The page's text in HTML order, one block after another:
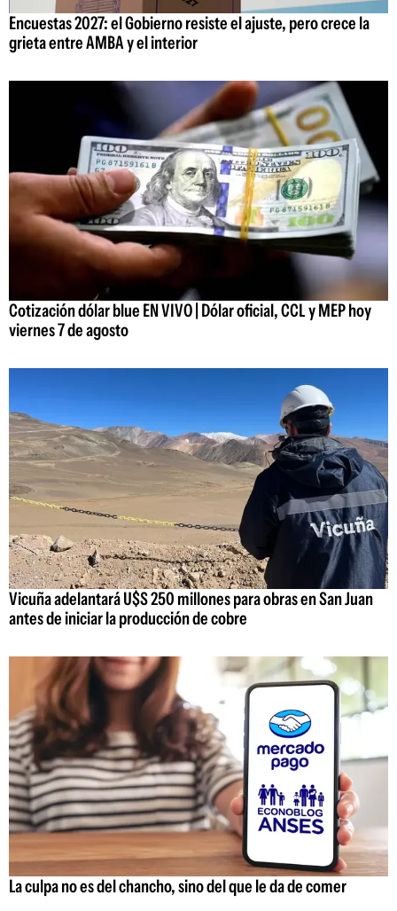
Encuestas 2027: el Gobierno resiste el ajuste, pero crece la
grieta entre AMBA y el interior
Cotización dólar blue EN VIVO | Dólar oficial, CCL y MEP hoy
viernes 7 de agosto
Vicuña adelantará U$S 250 millones para obras en San Juan
antes de iniciar la producción de cobre
La culpa no es del chancho, sino del que le da de comer